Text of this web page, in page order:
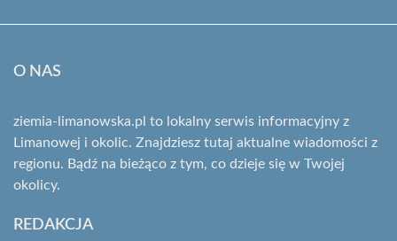
O NAS
ziemia-limanowska.pl to lokalny serwis informacyjny z
Limanowej i okolic. Znajdziesz tutaj aktualne wiadomości z
regionu. Bądź na bieżąco z tym, co dzieje się w Twojej
okolicy.
REDAKCJA